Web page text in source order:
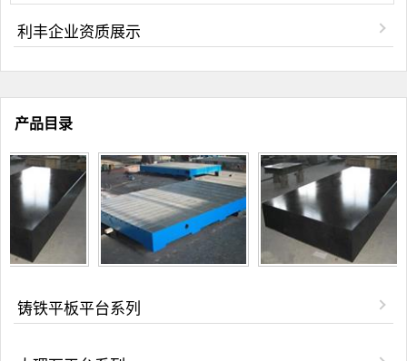
利丰企业资质展示
产品目录
铸铁平板平台系列